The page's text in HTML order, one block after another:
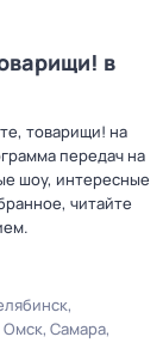
в
товарищи! на
передач на
шоу, интересные
читайте
Омск Самара